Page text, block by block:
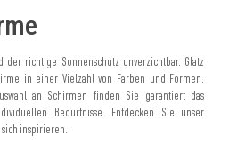
der richtige Sonnenschutz unverzichtbar. Glatz
in einer Vielzahl von Farben und Formen.
an Schirmen finden Sie garantiert das
Bedürfnisse. Entdecken Sie unser
sich inspirieren.